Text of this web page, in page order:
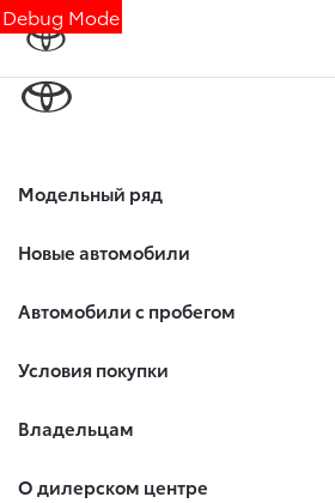
Debug Mode
Модельный ряд
Новые автомобили
Автомобили с пробегом
Условия покупки
Владельцам
О дилерском центре